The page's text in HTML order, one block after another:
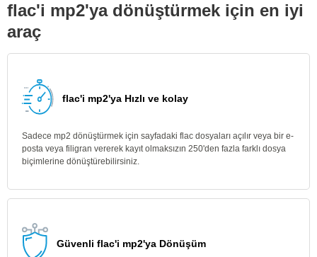
flac'i mp2'ya dönüştürmek için en iyi
araç
flac'i mp2'ya Hızlı ve kolay
Sadece mp2 dönüştürmek için sayfadaki flac dosyaları açılır veya bir e-
posta veya filigran vererek kayıt olmaksızın 250'den fazla farklı dosya
biçimlerine dönüştürebilirsiniz.
Güvenli flac'i mp2'ya Dönüşüm